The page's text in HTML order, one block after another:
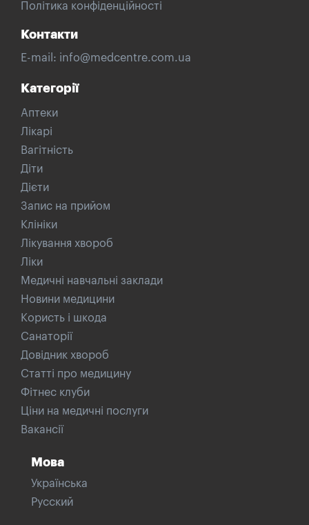
Політика конфіденційності
Контакти
E-mail: info@medcentre.com.ua
Категорії
Аптеки
Лікарі
Вагітність
Діти
Дієти
Запис на прийом
Клініки
Лікування хвороб
Ліки
Медичні навчальні заклади
Новини медицини
Користь і шкода
Санаторії
Довідник хвороб
Статті про медицину
Фітнес клуби
Ціни на медичні послуги
Вакансії
Мова
Українська
Русский